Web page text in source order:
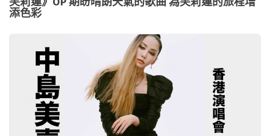
添色彩